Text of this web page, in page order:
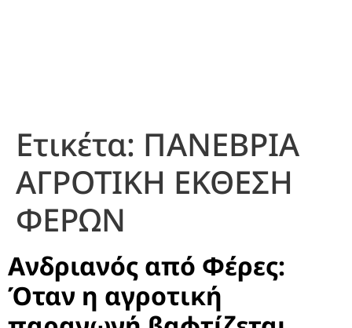
Ετικέτα: ΠΑΝΕΒΡΙΑ
ΑΓΡΟΤΙΚΗ ΕΚΘΕΣΗ
ΦΕΡΩΝ
Ανδριανός από Φέρες:
Όταν η αγροτική